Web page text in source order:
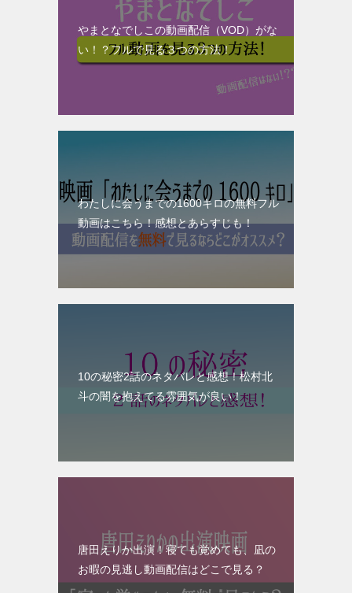
やまとなでしこの動画配信（VOD）がな
い！？フルで見る３つの方法！
わたしに会うまでの1600キロの無料フル
動画はこちら！感想とあらすじも！
10の秘密2話のネタバレと感想！松村北
斗の闇を抱えてる雰囲気が良い！
唐田えりか出演！寝ても覚めても、凪の
お暇の見逃し動画配信はどこで見る？